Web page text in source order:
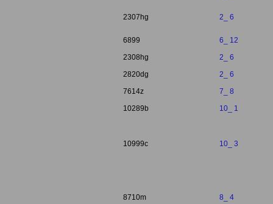
2307hg 2_ 6
6899
6_ 12
2308hg
2_ 6
2820dg
2_ 6
7614z
7_ 8
10289b
10_ 1
10999c 10_ 3
8710m 8_ 4